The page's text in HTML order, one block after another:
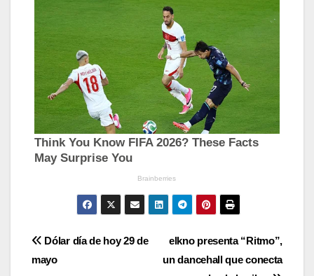
Navegación
elkno presenta “Ritmo”,
un dancehall que conecta
Dólar día de hoy 29 de
mayo